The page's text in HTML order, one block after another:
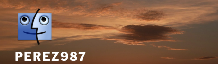
Saltar
contenido
PEREZ987